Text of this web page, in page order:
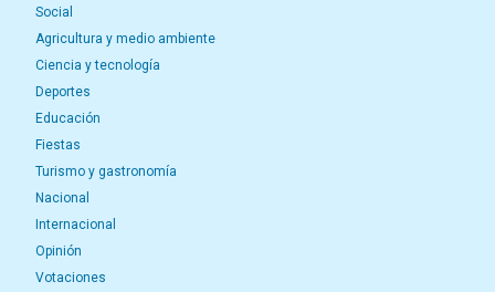
Social
Agricultura y medio ambiente
Ciencia y tecnología
Deportes
Educación
Fiestas
Turismo y gastronomía
Nacional
Internacional
Opinión
Votaciones